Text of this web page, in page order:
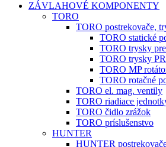
ZÁVLAHOVÉ KOMPONENTY
TORO
TORO postrekovače,
TORO statické
TORO trysky
TORO trysky
TORO MP
TORO rotačné
TORO el. mag. ventily
TORO riadiace
TORO čidlo zrážok
TORO príslušenstvo
HUNTER
HUNTER